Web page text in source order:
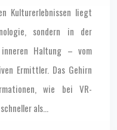
Kulturerlebnissen liegt
sondern in der
inneren Haltung – vom
Ermittler. Das Gehirn
wie bei VR-
als…